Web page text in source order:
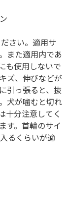
さい。適用サ
また適用内であ
も使用しないで
ズ、伸びなどが
引っ張ると、抜
犬が噛むと切れ
十分注意してく
す。首輪のサイ
るくらいが適